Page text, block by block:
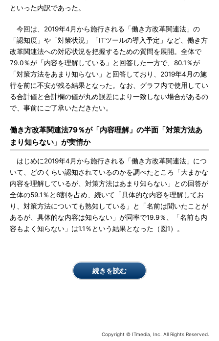
といった内訳であった。
今回は、2019年4月から施行される「働き方改革関連法」の
「認知度」や「対策状況」「ITツールの導入予定」など、働き方
改革関連法への対応状況を把握するための質問を展開。全体で
79.0％が「内容を理解している」と回答した一方で、80.1％が
「対策方法をあまり知らない」と回答しており、2019年4月の施
行を前に不安が残る結果となった。なお、グラフ内で使用してい
る合計値と合計欄の値が丸め誤差により一致しない場合があるの
で、事前にご了承いただきたい。
働き方改革関連法79％が「内容理解」の半面「対策方法あ
まり知らない」が実情か
はじめに2019年4月から施行される「働き方改革関連法」につ
いて、どのくらい認知されているのかを調べたところ「大まかな
内容を理解しているが、対策方法はあまり知らない」との回答が
全体の59.1％と6割を占め、続いて「具体的な内容を理解してお
り、対策方法についても熟知している」と「名前は聞いたことが
あるが、具体的な内容は知らない」が同率で19.9％、「名前も内
容もよく知らない」は1.1％という結果となった（図1）。
続きを読む
Copyright © ITmedia, Inc. All Rights Reserved.